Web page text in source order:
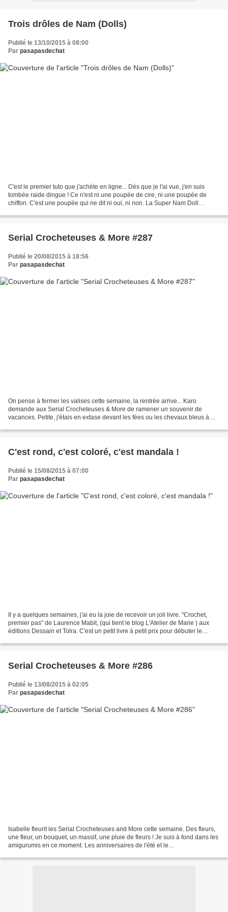
Trois drôles de Nam (Dolls)
Publié le 13/10/2015 à 08:00
Par pasapasdechat
C'est le premier tuto que j'achète en ligne... Dès que je l'ai vue, j'en suis
tombée raide dingue ! Ce n'est ni une poupée de cire, ni une poupée de
chiffon. C'est une poupée qui ne dit ni oui, ni non. La Super Nam Doll
Serial Crocheteuses & More #287
Publié le 20/08/2015 à 18:56
Par pasapasdechat
On pense à fermer les valises cette semaine, la rentrée arrive... Karo
demande aux Serial Crocheteuses & More de ramener un souvenir de
vacances. Petite, j'étais en extase devant les fées ou les chevaux bleus à
C'est rond, c'est coloré, c'est mandala !
Publié le 15/08/2015 à 07:00
Par pasapasdechat
Il y a quelques semaines, j'ai eu la joie de recevoir un joli livre. "Crochet,
premier pas" de Laurence Mabit, (qui tient le blog L'Atelier de Marie ) aux
éditions Dessain et Tolra. C'est un petit livre à petit prix pour débuter le
Serial Crocheteuses & More #286
Publié le 13/08/2015 à 02:05
Par pasapasdechat
Isabelle fleurit les Serial Crocheteuses and More cette semaine. Des fleurs,
une fleur, un bouquet, un massif, une pluie de fleurs ! Je suis à fond dans les
amigurumis en ce moment. Les anniversaires de l'été et le